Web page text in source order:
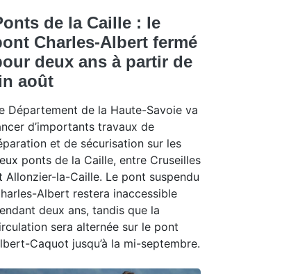
de la Caille : le
Charles-Albert fermé
deux ans à partir de
août
Département de la Haute-Savoie va
d’importants travaux de
et de sécurisation sur les
ponts de la Caille, entre Cruseilles
Allonzier-la-Caille. Le pont suspendu
Albert restera inaccessible
deux ans, tandis que la
sera alternée sur le pont
Caquot jusqu’à la mi-septembre.